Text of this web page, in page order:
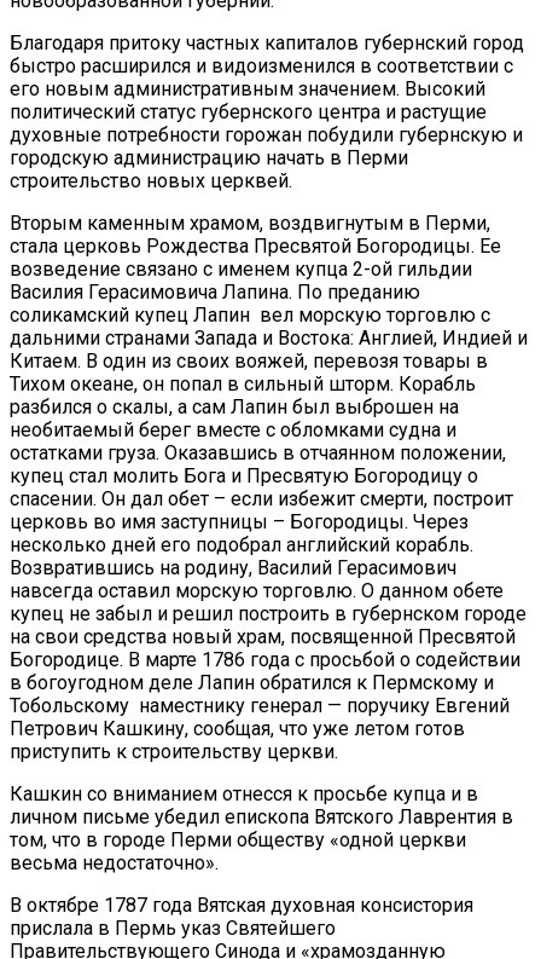
Благодаря притоку частных капиталов губернский город
быстро расширился и видоизменился в соответствии с
его новым административным значением. Высокий
политический статус губернского центра и растущие
духовные потребности горожан побудили губернскую и
городскую администрацию начать в Перми
строительство новых церквей.
Вторым каменным храмом, воздвигнутым в Перми,
стала церковь Рождества Пресвятой Богородицы. Ее
возведение связано с именем купца 2-ой гильдии
Василия Герасимовича Лапина. По преданию
соликамский купец Лапин вел морскую торговлю с
дальними странами Запада и Востока: Англией, Индией и
Китаем. В один из своих вояжей, перевозя товары в
Тихом океане, он попал в сильный шторм. Корабль
разбился о скалы, а сам Лапин был выброшен на
необитаемый берег вместе с обломками судна и
остатками груза. Оказавшись в отчаянном положении,
купец стал молить Бога и Пресвятую Богородицу о
спасении. Он дал обет – если избежит смерти, построит
церковь во имя заступницы – Богородицы. Через
несколько дней его подобрал английский корабль.
Возвратившись на родину, Василий Герасимович
навсегда оставил морскую торговлю. О данном обете
купец не забыл и решил построить в губернском городе
на свои средства новый храм, посвященной Пресвятой
Богородице. В марте 1786 года с просьбой о содействии
в богоугодном деле Лапин обратился к Пермскому и
Тобольскому наместнику генерал — поручику Евгений
Петрович Кашкину, сообщая, что уже летом готов
приступить к строительству церкви.
Кашкин со вниманием отнесся к просьбе купца и в
личном письме убедил епископа Вятского Лаврентия в
том, что в городе Перми обществу «одной церкви
весьма недостаточно».
В октябре 1787 года Вятская духовная консистория
прислала в Пермь указ Святейшего
Правительствующего Синода и «храмозданную